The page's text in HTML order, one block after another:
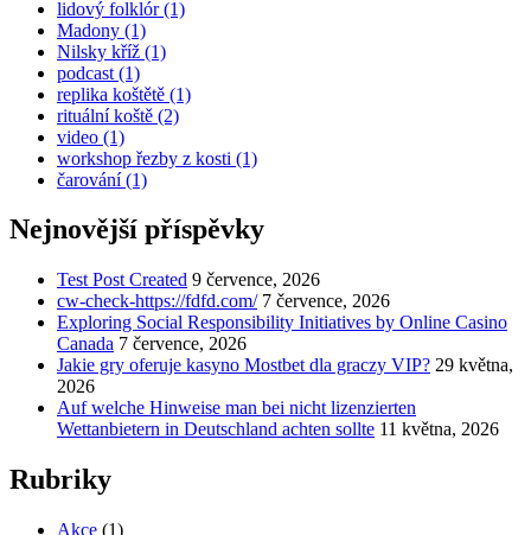
lidový folklór(1)
Madony (1)
Nilsky kříž (1)
podcast (1)
replika koštětě (1)
rituální koště (2)
video (1)
workshop řezby z kosti (1)
čarování(1)
Nejnovější příspěvky
Test Post Created 9 července, 2026
cw-check-https://fdfd.com/ 7 července, 2026
Exploring Social Responsibility Initiatives by Online Casino
Canada 7 července, 2026
Jakie gry oferuje kasyno Mostbet dla graczy VIP? 29 května,
2026
Auf welche Hinweise man bei nicht lizenzierten
Wettanbietern in Deutschland achten sollte 11 května, 2026
Rubriky
Akce (1)